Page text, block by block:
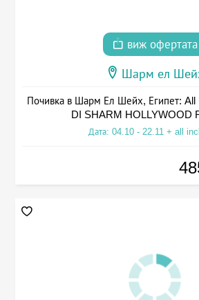
виж офертата
Шарм ел
Почивка в Шарм Ел Шейх, Египет:
DI SHARM HOLLYWOOD
Дата: 04.10 - 22.11 + all